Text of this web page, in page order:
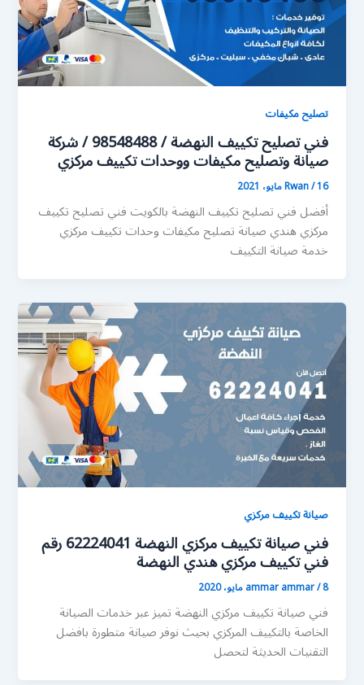
تصليح مكيفات
فني تصليح تكييف النهضة / 98548488 / شركة
صيانة وتصليح مكيفات ووحدات تكييف مركزي
Rwan/16 مايو، 2021
أفضل فني تصليح تكييف النهضة بالكويت فني تصليح تكييف
مركزي هندي صيانة تصليح مكيفات وحدات تكييف مركزي
خدمة صيانة التكييف
صيانة تكييف مركزي
فني صيانة تكييف مركزي النهضة 62224041 رقم
فني تكييف مركزي هندي النهضة
ammar ammar/8 مايو، 2020
فني صيانة تكييف مركزي النهضة تميز عبر خدمات الصيانة
الخاصة بالتكييف المركزي بحيث نوفر صيانة متطورة بافضل
التقنيات الحديثة لتحصل